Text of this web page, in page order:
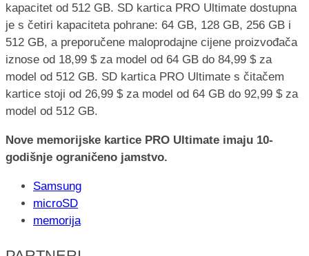
kapacitet od 512 GB. SD kartica PRO Ultimate dostupna
je s četiri kapaciteta pohrane: 64 GB, 128 GB, 256 GB i
512 GB, a preporučene maloprodajne cijene proizvođača
iznose od 18,99 $ za model od 64 GB do 84,99 $ za
model od 512 GB. SD kartica PRO Ultimate s čitačem
kartice stoji od 26,99 $ za model od 64 GB do 92,99 $ za
model od 512 GB.
Nove memorijske kartice PRO Ultimate imaju 10-
godišnje ograničeno jamstvo.
Samsung
microSD
memorija